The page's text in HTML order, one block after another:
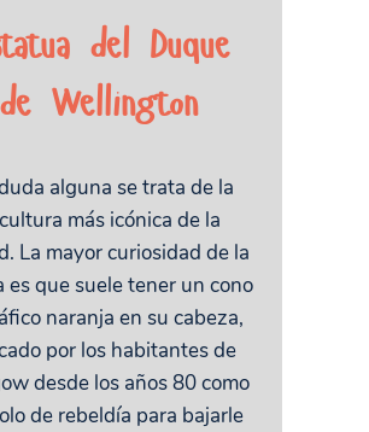
del Duque
de Wellington
alguna se trata de la
más icónica de la
La mayor curiosidad de la
es que suele tener un cono
naranja en su cabeza,
por los habitantes de
desde los años 80 como
de rebeldía para bajarle